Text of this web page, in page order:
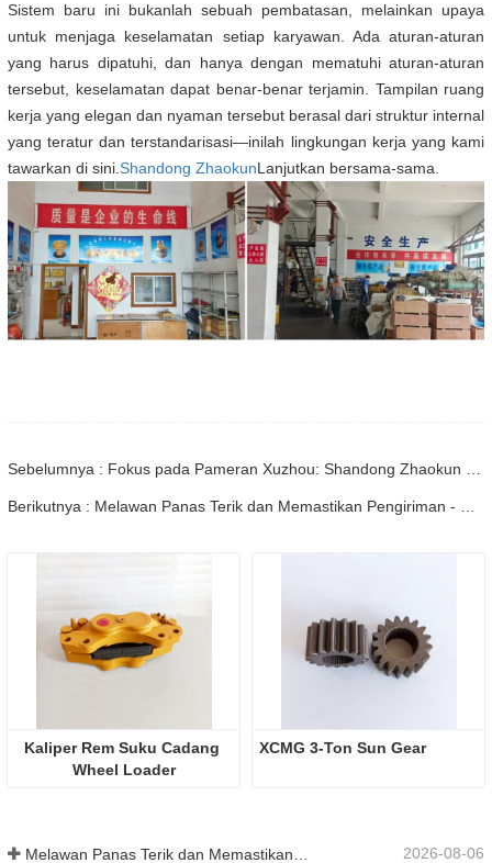
Sistem baru ini bukanlah sebuah pembatasan, melainkan upaya
untuk menjaga keselamatan setiap karyawan. Ada aturan-aturan
yang harus dipatuhi, dan hanya dengan mematuhi aturan-aturan
tersebut, keselamatan dapat benar-benar terjamin. Tampilan ruang
kerja yang elegan dan nyaman tersebut berasal dari struktur internal
yang teratur dan terstandarisasi—inilah lingkungan kerja yang kami
tawarkan di sini.Shandong ZhaokunLanjutkan bersama-sama.
Kaliper Rem Suku Cadang
Wheel Loader
XCMG 3-Ton Sun Gear
2026-08-06